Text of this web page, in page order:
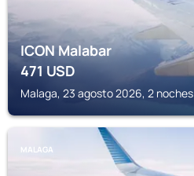
ICON Malabar
471USD
Malaga, 23 agosto 2026, 2 noches
MALAGA